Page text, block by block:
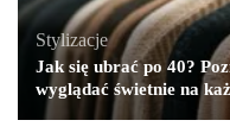
Stylizacje
Jak się ubrać po 40?
wyglądać świetnie na